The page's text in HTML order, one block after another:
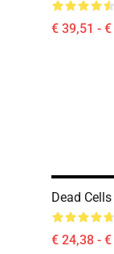
€ 39,51 -
Dead
€ 24,38 -